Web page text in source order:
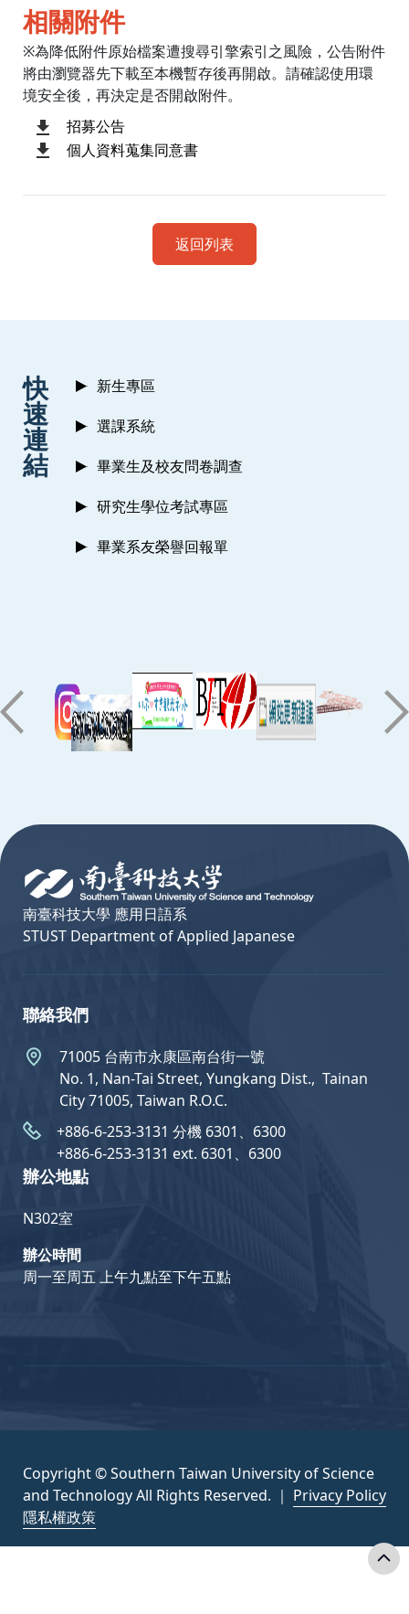
相關附件
※為降低附件原始檔案遭搜尋引擎索引之風險，公告附件
將由瀏覽器先下載至本機暫存後再開啟。請確認使用環
境安全後，再決定是否開啟附件。
招募公告
個人資料蒐集同意書
返回列表
:::
快
速
連
結
新生專區
選課系統
畢業生及校友問卷調查
研究生學位考試專區
畢業系友榮譽回報單
南臺科技大學 應用日語系
STUST Department of Applied Japanese
聯絡我們
71005 台南市永康區南台街一號
No. 1, Nan-Tai Street, Yungkang Dist.,  Tainan
City 71005, Taiwan R.O.C.
+886-6-253-3131 分機 6301、6300
+886-6-253-3131 ext. 6301、6300
辦公地點
N302室
辦公時間
周一至周五 上午九點至下午五點
Copyright © Southern Taiwan University of Science
and Technology All Rights Reserved. ｜ Privacy Policy
隱私權政策